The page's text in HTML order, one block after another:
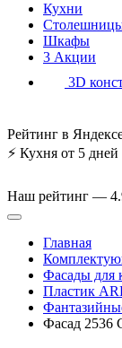
Кухни
Шкафы
3 Акции
3D
Рейтинг в
⚡ Кухня от 5 дней
Наш рейтинг —
Главная
Фасады для
Пластик
Фасад 2536